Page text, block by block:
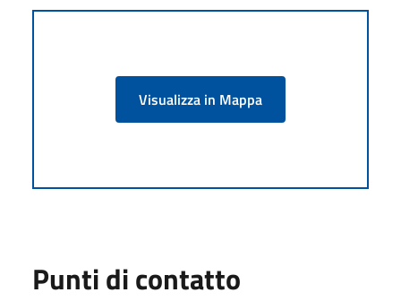
Visualizza in Mappa
Punti di contatto